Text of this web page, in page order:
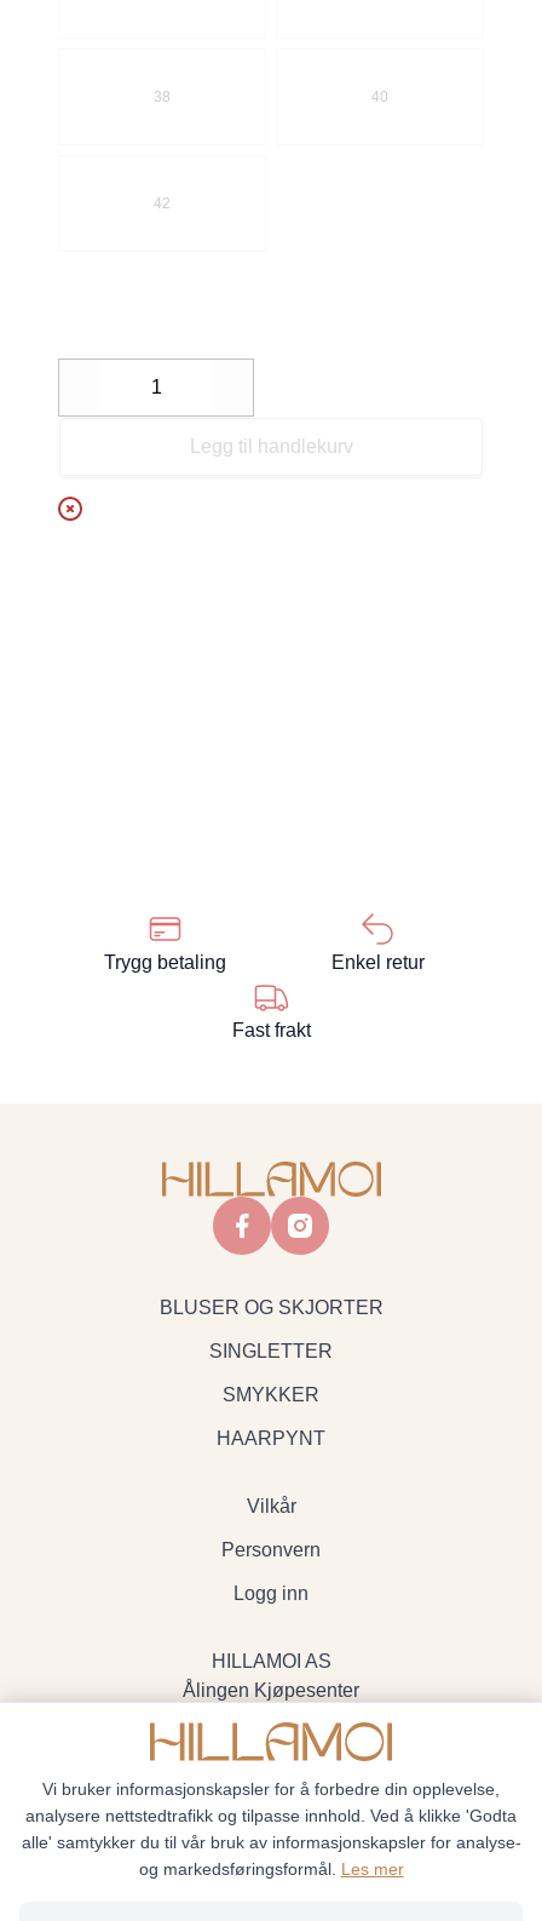
38 40
42
Decrease
Legg til handlekurv
Trygg betaling Enkel retur
Fast frakt
facebookinstagram
BLUSER OG SKJORTER
SINGLETTER
SMYKKER
HAARPYNT
Vilkår
Personvern
Logg inn
HILLAMOI AS
Ålingen Kjøpesenter
Myrenvegen 19, 3570 Ål
- Org.nr. 928705234
Vi bruker informasjonskapsler for å forbedre din opplevelse,
analysere nettstedtrafikk og tilpasse innhold. Ved å klikke 'Godta
alle' samtykker du til vår bruk av informasjonskapsler for analyse-
og markedsføringsformål. Les mer